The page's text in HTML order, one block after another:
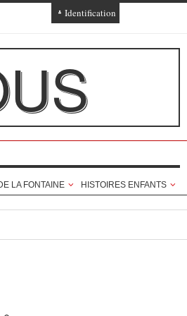
Identification
Ajout texte ou poème
LA FONTAINE HISTOIRES ENFANTS